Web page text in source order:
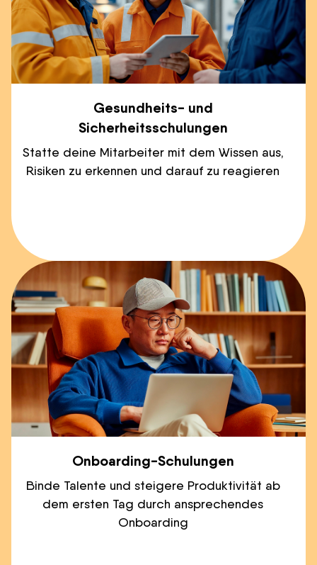
Gesundheits- und
Sicherheitsschulungen
Statte deine Mitarbeiter mit dem Wissen aus,
Risiken zu erkennen und darauf zu reagieren
Onboarding-Schulungen
Binde Talente und steigere Produktivität ab
dem ersten Tag durch ansprechendes
Onboarding